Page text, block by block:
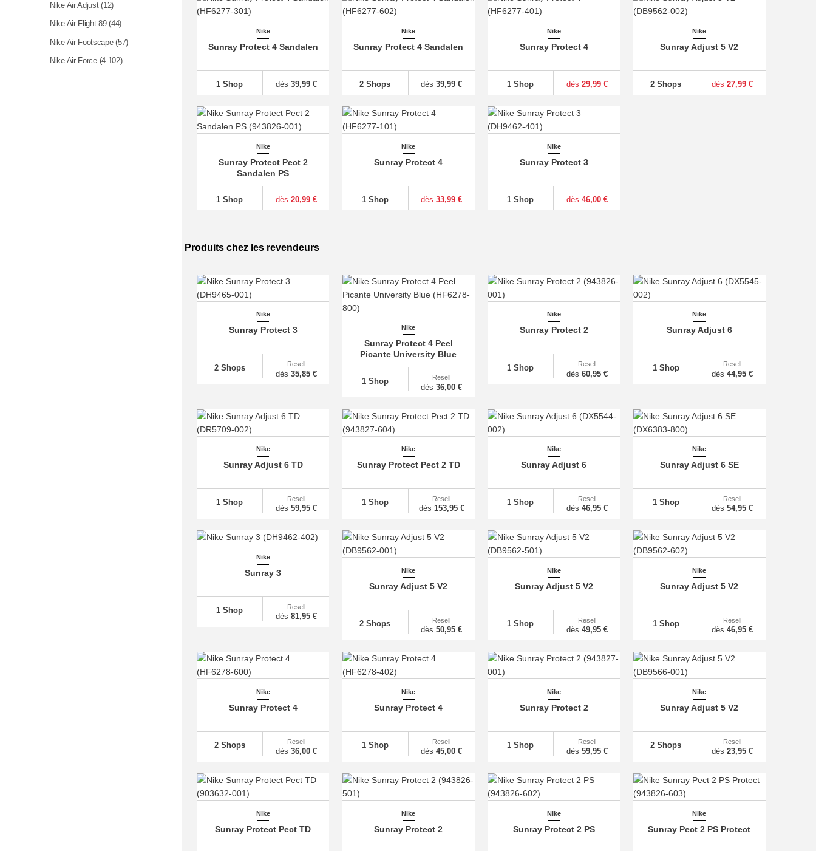
Nike Air Adjust(12)
Nike Air Flight 89(44)
Nike Air Footscape(57)
Nike Air Force(4.102)
Nike
Sunray Protect 4 Sandalen
1 Shop dès 39,99 €
Nike
Sunray Protect 4 Sandalen
2 Shops dès 39,99 €
Nike
Sunray Protect 4
1 Shop dès 29,99 €
Nike
Sunray Adjust 5 V2
2 Shops dès 27,99 €
Nike
Sunray Protect Pect 2
Sandalen PS
1 Shop dès 20,99 €
Nike
Sunray Protect 4
1 Shop dès 33,99 €
Nike
Sunray Protect 3
1 Shop dès 46,00 €
Produits chez les revendeurs
Nike
Sunray Protect 3
2 Shops Resell
dès 35,85 €
Nike
Sunray Protect 4 Peel
Picante University Blue
1 Shop Resell
dès 36,00 €
Nike
Sunray Protect 2
1 Shop Resell
dès 60,95 €
Nike
Sunray Adjust 6
1 Shop Resell
dès 44,95 €
Nike
Sunray Adjust 6 TD
1 Shop Resell
dès 59,95 €
Nike
Sunray Protect Pect 2 TD
1 Shop Resell
dès 153,95 €
Nike
Sunray Adjust 6
1 Shop Resell
dès 46,95 €
Nike
Sunray Adjust 6 SE
1 Shop Resell
dès 54,95 €
Nike
Sunray 3
1 Shop Resell
dès 81,95 €
Nike
Sunray Adjust 5 V2
2 Shops Resell
dès 50,95 €
Nike
Sunray Adjust 5 V2
1 Shop Resell
dès 49,95 €
Nike
Sunray Adjust 5 V2
1 Shop Resell
dès 46,95 €
Nike
Sunray Protect 4
2 Shops Resell
dès 36,00 €
Nike
Sunray Protect 4
1 Shop Resell
dès 45,00 €
Nike
Sunray Protect 2
1 Shop Resell
dès 59,95 €
Nike
Sunray Adjust 5 V2
2 Shops Resell
dès 23,95 €
Nike
Sunray Protect Pect TD
Nike
Sunray Protect 2
Nike
Sunray Protect 2 PS
Nike
Sunray Pect 2 PS Protect